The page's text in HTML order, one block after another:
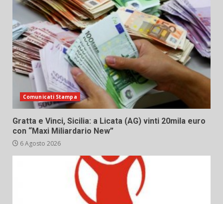
Comunicati Stampa
Gratta e Vinci, Sicilia: a Licata (AG) vinti 20mila euro
con “Maxi Miliardario New”
6 Agosto 2026